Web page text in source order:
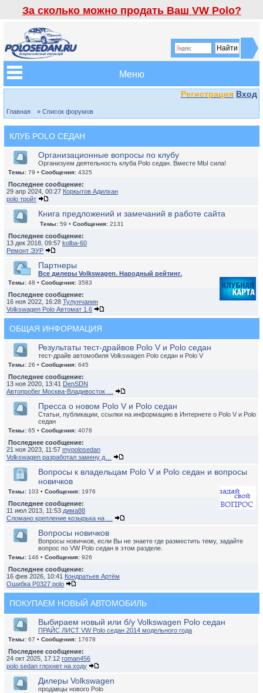
За сколько можно продать Ваш VW Polo?
Меню
Регистрация Вход
Главная » Список форумов
КЛУБ POLO СЕДАН
Организационные вопросы по клубу
Организуем деятельность клуба Polo седан. Вместе МЫ сила!
Темы: 79 • Сообщения: 4325
Последнее сообщение:
29 апр 2024, 00:27 Коркытов Адилхан
polo тройт
Книга предложений и замечаний в работе сайта
Темы: 59 • Сообщения: 2131
Последнее сообщение:
13 дек 2018, 09:57 kolba-60
Ремонт ЭУР
Партнеры
Все дилеры Volkswagen. Народный рейтинг.
Темы: 48 • Сообщения: 3583
Последнее сообщение:
16 ноя 2022, 16:28 Тулунчанин
Volkswagen Polo Автомат 1.6
ОБЩАЯ ИНФОРМАЦИЯ
Результаты тест-драйвов Polo V и Polo седан
тест-драйв автомобиля Volkswagen Polo седан и Polo V
Темы: 26 • Сообщения: 645
Последнее сообщение:
13 ноя 2020, 13:41 DenSDN
Автопробег Москва-Владивосток …
Пресса о новом Polo V и Polo седан
Статьи, публикации, ссылки на информацию в Интернете о Polo V и Polo
седан
Темы: 65 • Сообщения: 4078
Последнее сообщение:
21 ноя 2023, 11:57 mypolosedan
Volkswagen разработал замену д…
Вопросы к владельцам Polo V и Polo седан и вопросы
новичков
Темы: 103 • Сообщения: 1976
Последнее сообщение:
11 июл 2013, 11:53 дима88
Сломано крепление козырька на …
Вопросы новичков
Вопросы новичков, если Вы не знаете где разместить тему, задайте
вопрос по VW Polo седан в этом разделе.
Темы: 146 • Сообщения: 926
Последнее сообщение:
16 фев 2026, 10:41 Кондратьев Артём
Ошибка P0327 polo
ПОКУПАЕМ НОВЫЙ АВТОМОБИЛЬ
Выбираем новый или б/у Volkswagen Polo седан
ПРАЙС ЛИСТ VW Polo седан 2014 модельного года
Темы: 67 • Сообщения: 17678
Последнее сообщение:
24 окт 2025, 17:12 roman456
polo sedan глохнет на ходу
Дилеры Volkswagen
продавцы нового Polo